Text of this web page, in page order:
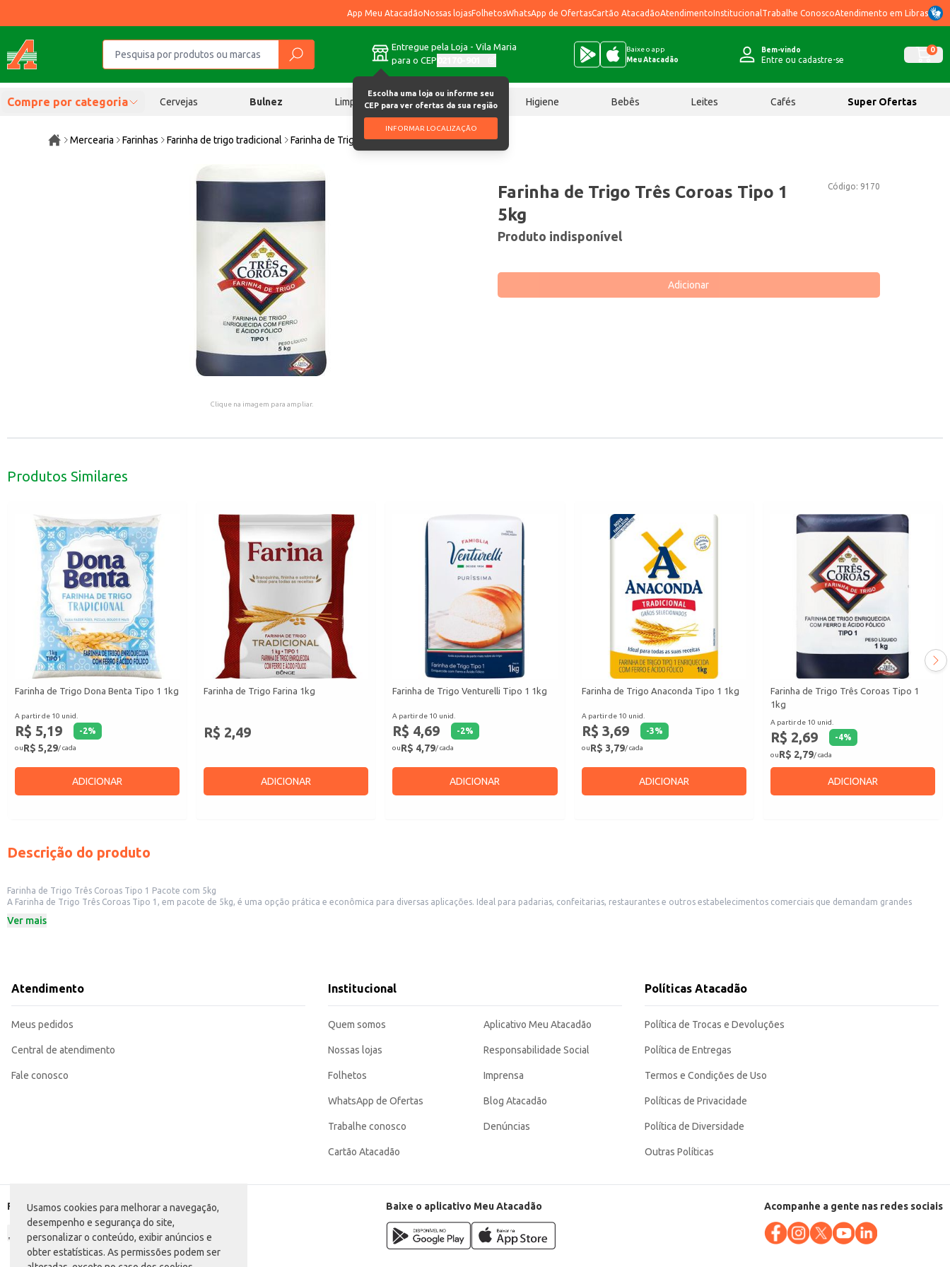
Usamos cookies para melhorar a navegação,
desempenho e segurança do site,
personalizar o conteúdo, exibir anúncios e
obter estatísticas. As permissões podem ser
App Meu AtacadãoNossas lojasFolhetosWhatsApp de OfertasCartão AtacadãoAtendimentoInstitucional Trabalhe ConoscoAtendimento em Libras
Entregue pela Loja - Vila Maria
para o CEP
Escolha uma loja ou informe seu
CEP para ver ofertas da sua região
INFORMAR LOCALIZAÇÃO
Baixe o app
Meu Atacadão
Bem-vindo
Entre ou cadastre-se
0
Compre por categoria Cervejas Bulnez Limpeza Chocolates Higiene Bebês Leites Cafés Super Ofertas
Mercearia Farinhas Farinha de trigo tradicional Farinha de Trigo Três Coroas Tipo 1 5kg
Clique na imagem para ampliar.
Código: 9170
Farinha de Trigo Três Coroas Tipo 1
5kg
Produto indisponível
Adicionar
Produtos Similares
Farinha de Trigo Dona Benta Tipo 1 1kg
A partir de 10 unid.
R$ 5,19 -2%
ouR$ 5,29/ cada
ADICIONAR
Farinha de Trigo Farina 1kg
R$ 2,49
ADICIONAR
Farinha de Trigo Venturelli Tipo 1 1kg
A partir de 10 unid.
R$ 4,69 -2%
ouR$ 4,79/ cada
ADICIONAR
Farinha de Trigo Anaconda Tipo 1 1kg
A partir de 10 unid.
R$ 3,69 -3%
ouR$ 3,79/ cada
ADICIONAR
Farinha de Trigo Três Coroas Tipo 1
1kg
A partir de 10 unid.
R$ 2,69 -4%
ouR$ 2,79/ cada
ADICIONAR
Descrição do produto
Farinha de Trigo Três Coroas Tipo 1 Pacote com 5kg
A Farinha de Trigo Três Coroas Tipo 1, em pacote de 5kg, é uma opção prática e econômica para diversas aplicações. Ideal para padarias, confeitarias, restaurantes e outros estabelecimentos comerciais que demandam grandes
Formato prático em pacote de 5kg.
Recomendamos armazenar em local seco e arejado, após o uso, para garantir a qualidade do produto.
A Farinha de Trigo Três Coroas Tipo 1 oferece praticidade e rendimento, sendo uma escolha inteligente para quem busca qualidade e economia na preparação de seus produtos.
Ver mais
Atendimento
Meus pedidos
Central de atendimento
Fale conosco
Institucional
Quem somos
Nossas lojas
Folhetos
WhatsApp de Ofertas
Trabalhe conosco
Cartão Atacadão
Aplicativo Meu Atacadão
Responsabilidade Social
Imprensa
Blog Atacadão
Denúncias
Políticas Atacadão
Política de Trocas e Devoluções
Política de Entregas
Termos e Condições de Uso
Políticas de Privacidade
Política de Diversidade
Outras Políticas
Formas de pagamento Baixe o aplicativo Meu Atacadão Acompanhe a gente nas redes sociais